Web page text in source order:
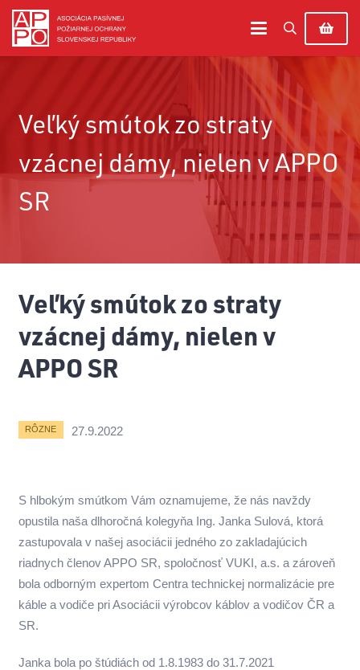
Veľký smútok zo straty
vzácnej dámy, nielen v APPO
SR
Veľký smútok zo straty
vzácnej dámy, nielen v
APPO SR
RÔZNE 27.9.2022
S hlbokým smútkom Vám oznamujeme, že nás navždy
opustila naša dlhoročná kolegyňa Ing. Janka Sulová, ktorá
zastupovala v našej asociácii jedného zo zakladajúcich
riadnych členov APPO SR, spoločnosť VUKI, a.s. a zároveň
bola odborným expertom Centra technickej normalizácie pre
káble a vodiče pri Asociácii výrobcov káblov a vodičov ČR a
SR.
Janka bola po štúdiách od 1.8.1983 do 31.7.2021